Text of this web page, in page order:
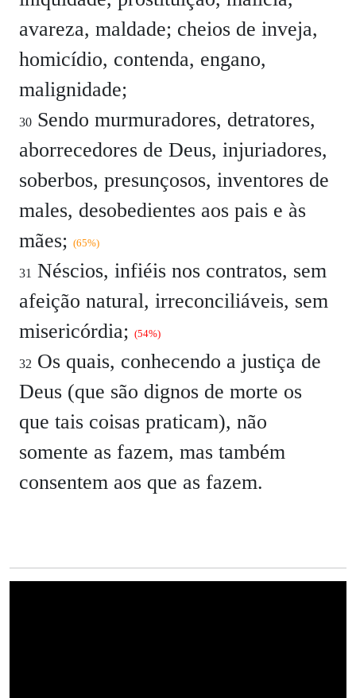
avareza, maldade; cheios de inveja,
homicídio, contenda, engano,
malignidade;
30 Sendo murmuradores, detratores,
aborrecedores de Deus, injuriadores,
soberbos, presunçosos, inventores de
males, desobedientes aos pais e às
mães; (65%)
31 Néscios, infiéis nos contratos, sem
afeição natural, irreconciliáveis, sem
misericórdia; (54%)
32 Os quais, conhecendo a justiça de
Deus (que são dignos de morte os
que tais coisas praticam), não
somente as fazem, mas também
consentem aos que as fazem.